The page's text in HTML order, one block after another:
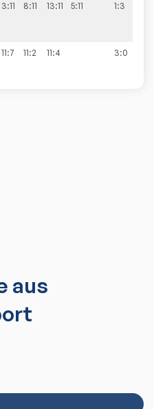
3:11 8:11 13:11 5:11 1:3
11:7 11:2 11:4 3:0
aus